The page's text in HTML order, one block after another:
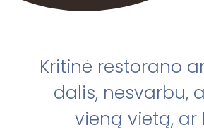
Kritinė restorano
dalis, nesvarbu,
vieną vietą, ar